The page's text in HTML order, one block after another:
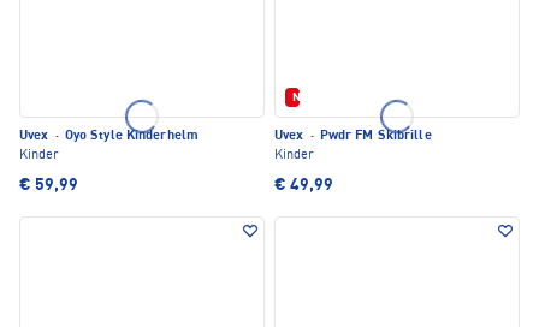
Uvex · Oyo Style Kinderhelm
Kinder
€ 59,99
Neu
Uvex · Pwdr FM Skibrille
Kinder
€ 49,99